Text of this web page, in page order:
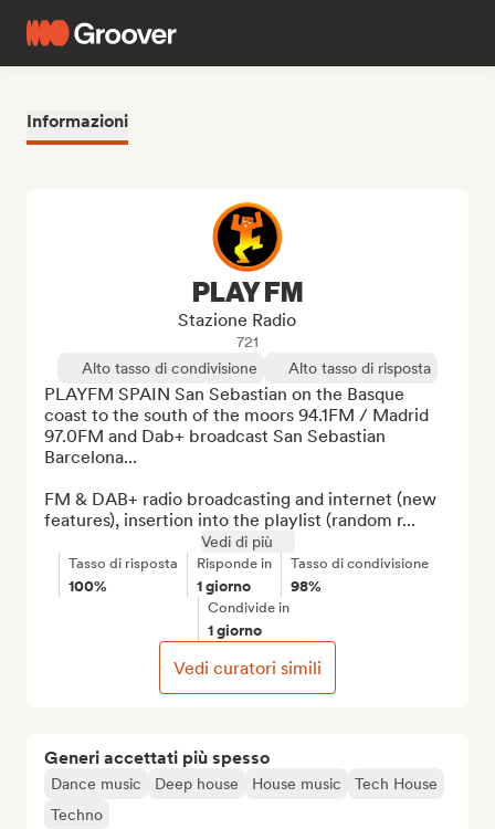
Informazioni
Generi accettati più spesso
Dance music Deep house House music
Tech House
Techno
PLAY FM
Stazione Radio
721
Alto tasso di condivisione
Alto tasso di risposta
PLAYFM SPAIN San Sebastian on the Basque
coast to the south of the moors 94.1FM / Madrid
97.0FM and Dab+ broadcast San Sebastian
Barcelona...
FM & DAB+ radio broadcasting and internet (new
features), insertion into the playlist (random r...
Vedi di più
Tasso di risposta
100%
Risponde in
1 giorno
Tasso di condivisione
98%
Condivide in
1 giorno
Vedi curatori simili